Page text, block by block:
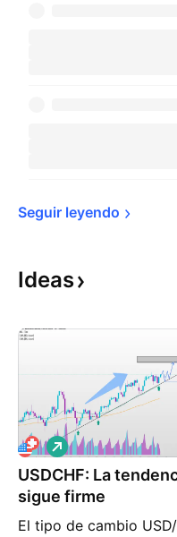
Seguir leyendo
Ideas
USDCHF: La
sigue firme
El tipo de cambio
L
a
r
o